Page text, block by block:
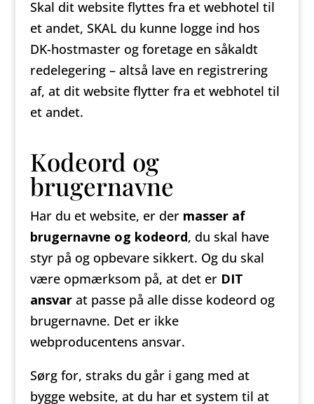
Skal dit website flyttes fra et webhotel til
et andet, SKAL du kunne logge ind hos
DK-hostmaster og foretage en såkaldt
redelegering – altså lave en registrering
af, at dit website flytter fra et webhotel til
et andet.
Kodeord og
brugernavne
Har du et website, er der masser af
brugernavne og kodeord, du skal have
styr på og opbevare sikkert. Og du skal
være opmærksom på, at det er DIT
ansvarat passe på alle disse kodeord og
brugernavne. Det er ikke
webproducentens ansvar.
Sørg for, straks du går i gang med at
bygge website, at du har et system til at